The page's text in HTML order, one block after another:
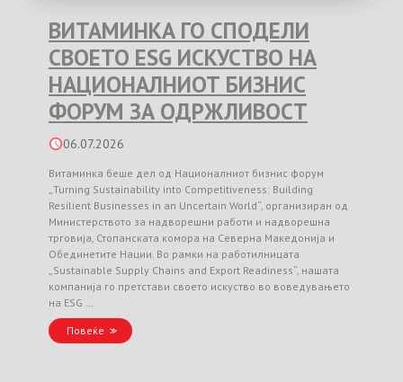
ВИТАМИНКА ГО СПОДЕЛИ
СВОЕТО ESG ИСКУСТВО НА
НАЦИОНАЛНИОТ БИЗНИС
ФОРУМ ЗА ОДРЖЛИВОСТ
06.07.2026
Витаминка беше дел од Националниот бизнис форум
„Turning Sustainability into Competitiveness: Building
Resilient Businesses in an Uncertain World“, организиран од
Министерството за надворешни работи и надворешна
трговија, Стопанската комора на Северна Македонија и
Обединетите Нации. Во рамки на работилницата
„Sustainable Supply Chains and Export Readiness“, нашата
компанија го претстави своето искуство во воведувањето
на ESG …
Повеќе